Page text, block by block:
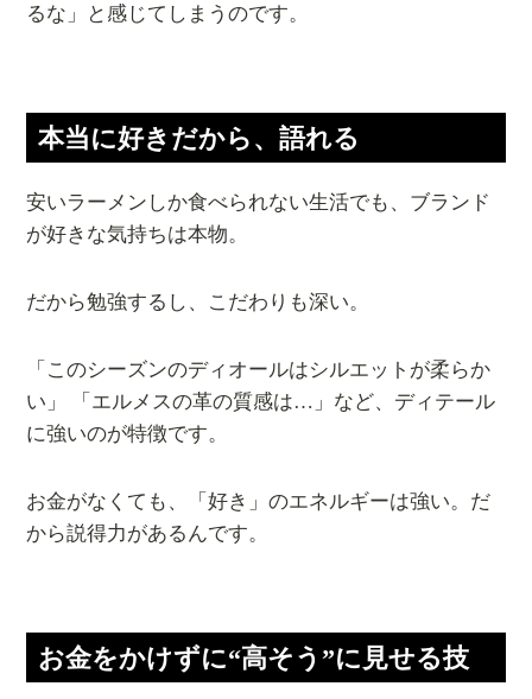
るな」と感じてしまうのです。
本当に好きだから、語れる
安いラーメンしか食べられない生活でも、ブランド
が好きな気持ちは本物。
だから勉強するし、こだわりも深い。
「このシーズンのディオールはシルエットが柔らか
い」 「エルメスの革の質感は…」など、ディテール
に強いのが特徴です。
お金がなくても、「好き」のエネルギーは強い。だ
から説得力があるんです。
お金をかけずに“高そう”に見せる技